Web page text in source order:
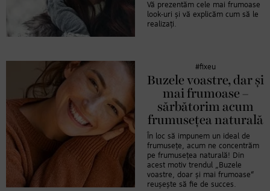
Vă prezentăm cele mai frumoase
look-uri și vă explicăm cum să le
realizați.
#fixeu
Buzele voastre, dar și
mai frumoase –
sărbătorim acum
frumusețea naturală
În loc să impunem un ideal de
frumusețe, acum ne concentrăm
pe frumusețea naturală! Din
acest motiv trendul „Buzele
voastre, doar și mai frumoase“
reușește să fie de succes.